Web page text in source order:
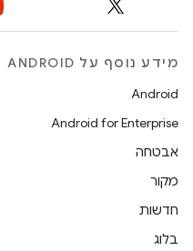
מידע נוסף על ANDROID
Android
Android for Enterprise
אבטחה
מקור
חדשות
בלוג